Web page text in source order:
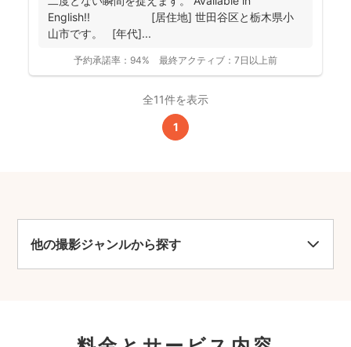
English!! [居住地] 世田谷区と栃木県小
山市です。 [年代]...
予約承諾率： 94% 最終アクティブ： 7日以上前
全11件を表示
1
他の撮影ジャンルから探す